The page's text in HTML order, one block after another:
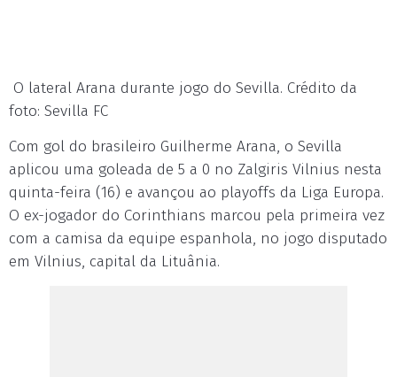
O lateral Arana durante jogo do Sevilla. Crédito da
foto: Sevilla FC
Com gol do brasileiro Guilherme Arana, o Sevilla
aplicou uma goleada de 5 a 0 no Zalgiris Vilnius nesta
quinta-feira (16) e avançou ao playoffs da Liga Europa.
O ex-jogador do Corinthians marcou pela primeira vez
com a camisa da equipe espanhola, no jogo disputado
em Vilnius, capital da Lituânia.